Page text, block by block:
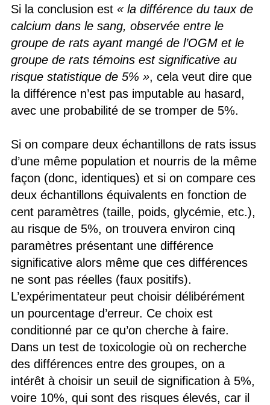
Si la conclusion est « la différence du taux de
calcium dans le sang, observée entre le
groupe de rats ayant mangé de l’OGM et le
groupe de rats témoins est significative au
risque statistique de 5% », cela veut dire que
la différence n’est pas imputable au hasard,
avec une probabilité de se tromper de 5%.
Si on compare deux échantillons de rats issus
d’une même population et nourris de la même
façon (donc, identiques) et si on compare ces
deux échantillons équivalents en fonction de
cent paramètres (taille, poids, glycémie, etc.),
au risque de 5%, on trouvera environ cinq
paramètres présentant une différence
significative alors même que ces différences
ne sont pas réelles (faux positifs).
L’expérimentateur peut choisir délibérément
un pourcentage d’erreur. Ce choix est
conditionné par ce qu’on cherche à faire.
Dans un test de toxicologie où on recherche
des différences entre des groupes, on a
intérêt à choisir un seuil de signification à 5%,
voire 10%, qui sont des risques élevés, car il